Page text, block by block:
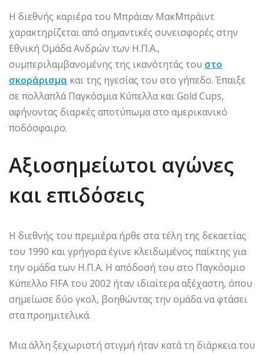
Η διεθνής καριέρα του Μπράιαν ΜακΜπράιντ
χαρακτηρίζεται από σημαντικές συνεισφορές στην
Εθνική Ομάδα Ανδρών των Η.Π.Α.,
συμπεριλαμβανομένης της ικανότητάς του στο
σκοράρισμα και της ηγεσίας του στο γήπεδο. Έπαιξε
σε πολλαπλά Παγκόσμια Κύπελλα και Gold Cups,
αφήνοντας διαρκές αποτύπωμα στο αμερικανικό
ποδόσφαιρο.
Αξιοσημείωτοι αγώνες
και επιδόσεις
Η διεθνής του πρεμιέρα ήρθε στα τέλη της δεκαετίας
του 1990 και γρήγορα έγινε κλειδωμένος παίκτης για
την ομάδα των Η.Π.Α. Η απόδοσή του στο Παγκόσμιο
Κύπελλο FIFA του 2002 ήταν ιδιαίτερα αξέχαστη, όπου
σημείωσε δύο γκολ, βοηθώντας την ομάδα να φτάσει
στα προημιτελικά.
Μια άλλη ξεχωριστή στιγμή ήταν κατά τη διάρκεια του